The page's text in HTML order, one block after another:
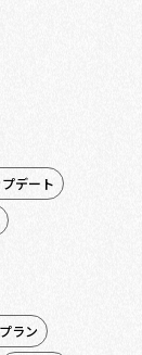
デート
ラン